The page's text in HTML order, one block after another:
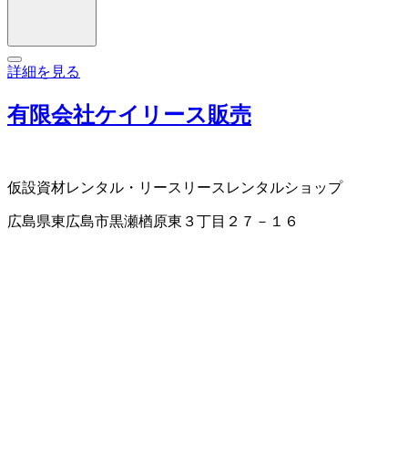
詳細を見る
有限会社ケイリース販売
仮設資材レンタル・リース リース レンタルショップ
広島県東広島市黒瀬楢原東３丁目２７－１６